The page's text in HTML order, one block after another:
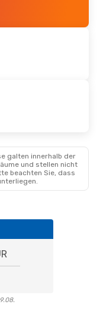
galten innerhalb der
und stellen nicht
beachten Sie, dass